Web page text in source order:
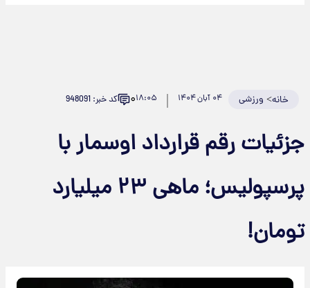
خانه> ورزشی ۰۴ آبان ۱۴۰۴ ۱۸:۰۵۰ کد خبر: 948091
جزئیات رقم قرارداد اوسمار با
پرسپولیس؛ ماهی ۲۳ میلیارد
تومان!